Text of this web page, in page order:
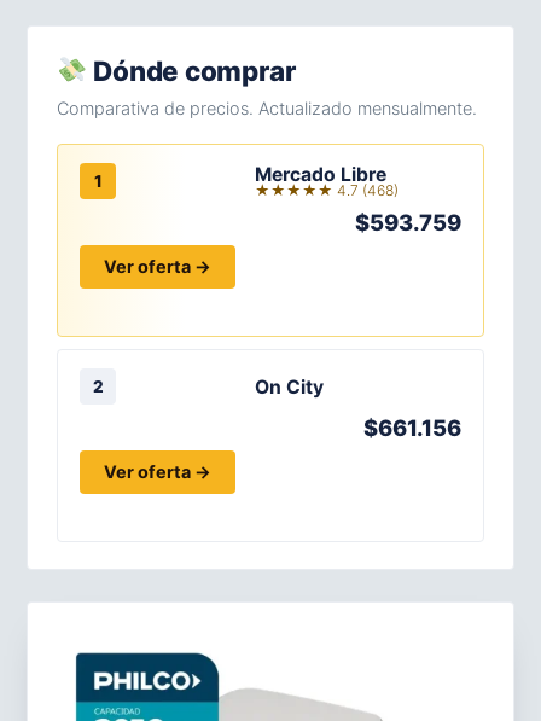
Dónde comprar
Comparativa de precios. Actualizado mensualmente.
1 Mercado Libre
★★★★★ 4.7 (468)
$593.759
Ver oferta →
2 On City
$661.156
Ver oferta →